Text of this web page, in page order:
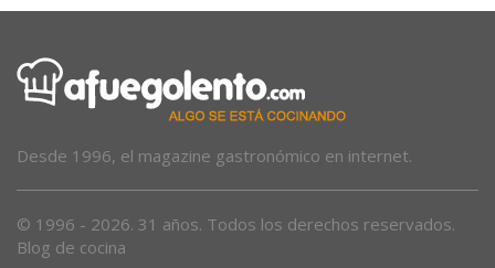
Desde 1996, el magazine gastronómico en internet.
© 1996 - 2026. 31 años. Todos los derechos reservados.
Blog de cocina